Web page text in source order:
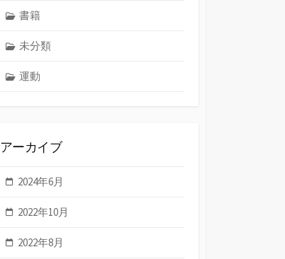
書籍
未分類
運動
アーカイブ
2024年6月
2022年10月
2022年8月